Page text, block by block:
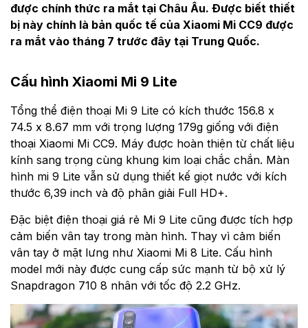
được chính thức ra mắt tại Châu Âu. Được biết thiết
bị này chính là bản quốc tế của Xiaomi Mi CC9 được
ra mắt vào tháng 7 trước đây tại Trung Quốc.
Cấu hình Xiaomi Mi 9 Lite
Tổng thể điện thoại Mi 9 Lite có kích thước 156.8 x
74.5 x 8.67 mm với trọng lượng 179g giống với điện
thoại Xiaomi Mi CC9. Máy được hoàn thiện từ chất liệu
kính sang trọng cùng khung kim loại chắc chắn. Màn
hình mi 9 Lite vẫn sử dụng thiết kế giọt nước với kích
thước 6,39 inch và độ phân giải Full HD+.
Đặc biệt điện thoại giá rẻ Mi 9 Lite cũng được tích hợp
cảm biến vân tay trong màn hình. Thay vì cảm biến
vân tay ở mặt lưng như Xiaomi Mi 8 Lite. Cấu hình
model mới này được cung cấp sức mạnh từ bộ xử lý
Snapdragon 710 8 nhân với tốc độ 2.2 GHz.